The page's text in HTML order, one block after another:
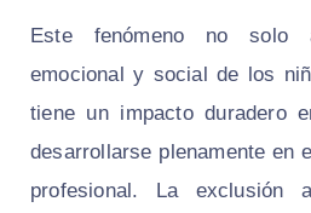
Este fenómeno no solo
emocional y social de los
tiene un impacto duradero
desarrollarse plenamente en
profesional. La exclusión